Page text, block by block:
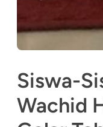
Siswa-
Wachid